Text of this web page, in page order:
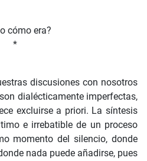
cómo era?
*
discusiones con nosotros
dialécticamente imperfectas,
excluirse a priori. La síntesis
e irrebatible de un proceso
momento del silencio, donde
nada puede añadirse, pues